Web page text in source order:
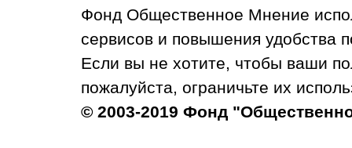
Фонд Общественное Мнение
сервисов и повышения удобства
Если вы не хотите, чтобы ваши
пожалуйста, ограничьте их
© 2003-2019 Фонд